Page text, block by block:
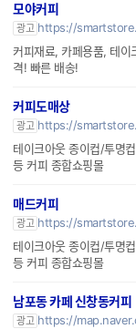
모야커피
광고 https://
커피재료, 카페용품, 테이
격! 빠른 배송!
커피도매상
광고 https://
테이크아웃 종이컵/투명
등 커피 종합쇼핑몰
매드커피
광고 https://
테이크아웃 종이컵/투명
등 커피 종합쇼핑몰
남포동 카페 신창동커피
광고 https://